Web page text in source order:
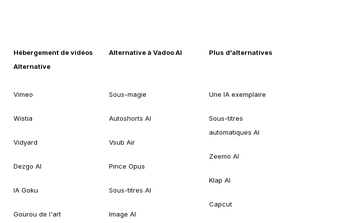
Hébergement de vidéos
Alternative
Vimeo
Wistia
Vidyard
Dezgo AI
IA Goku
Gourou de l'art
Alternative à Vadoo AI
Sous-magie
Autoshorts AI
Vsub Air
Pince Opus
Sous-titres AI
Image AI
Plus d'alternatives
Une IA exemplaire
Sous-titres
automatiques AI
Zeemo AI
Klap AI
Capcut